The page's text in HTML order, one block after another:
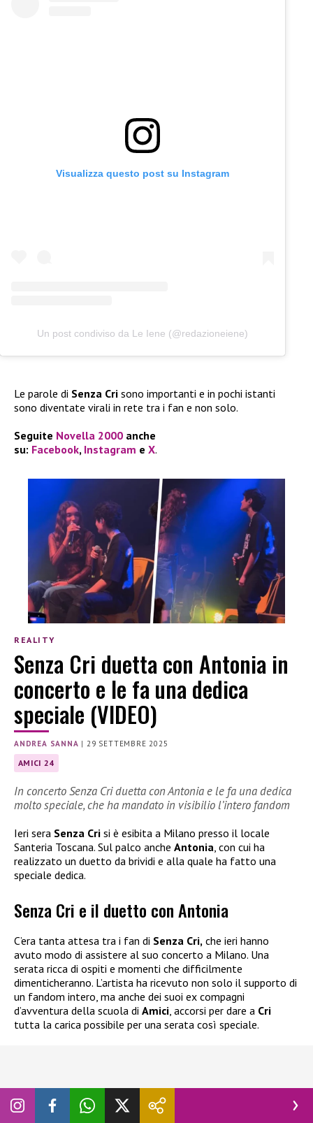
Visualizza questo post su Instagram
Un post condiviso da Le Iene (@redazioneiene)
Le parole di Senza Cri sono importanti e in pochi istanti
sono diventate virali in rete tra i fan e non solo.
Seguite Novella 2000 anche
su: Facebook, Instagram e X.
REALITY
Senza Cri duetta con Antonia in
concerto e le fa una dedica
speciale (VIDEO)
ANDREA SANNA |29 SETTEMBRE 2025
AMICI 24
In concerto Senza Cri duetta con Antonia e le fa una dedica
molto speciale, che ha mandato in visibilio l’intero fandom
Ieri sera Senza Cri si è esibita a Milano presso il locale
Santeria Toscana. Sul palco anche Antonia , con cui ha
realizzato un duetto da brividi e alla quale ha fatto una
speciale dedica.
Senza Cri e il duetto con Antonia
C’era tanta attesa tra i fan di Senza Cri, che ieri hanno
avuto modo di assistere al suo concerto a Milano. Una
serata ricca di ospiti e momenti che difficilmente
dimenticheranno. L’artista ha ricevuto non solo il supporto di
un fandom intero, ma anche dei suoi ex compagni
d’avventura della scuola di Amici, accorsi per dare a Cri
tutta la carica possibile per una serata così speciale.